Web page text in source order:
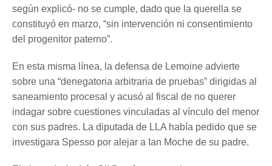
según explicó- no se cumple, dado que la querella se
constituyó en marzo, “sin intervención ni consentimiento
del progenitor paterno”.
En esta misma línea, la defensa de Lemoine advierte
sobre una “denegatoria arbitraria de pruebas” dirigidas al
saneamiento procesal y acusó al fiscal de no querer
indagar sobre cuestiones vinculadas al vínculo del menor
con sus padres. La diputada de LLA había pedido que se
investigara Spesso por alejar a Ian Moche de su padre.